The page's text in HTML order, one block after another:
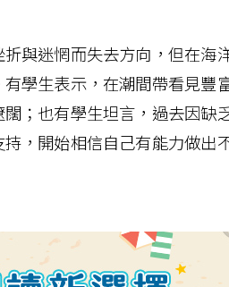
與迷惘而失去方向，但在海
學生表示，在潮間帶看見豐
；也有學生坦言，過去因缺
，開始相信自己有能力做出